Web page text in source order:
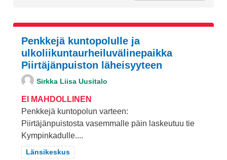
Penkkejä kuntopolulle ja
ulkoliikuntaurheiluvälinepaikka
Piirtäjänpuiston läheisyyteen
Sirkka Liisa Uusitalo
EI MAHDOLLINEN
Penkkejä kuntopolun varteen:
Piirtäjänpuistosta vasemmalle päin laskeutuu tie
Kympinkadulle....
Rajaa tulokset teeman mukaan: Länsikeskus
Länsikeskus